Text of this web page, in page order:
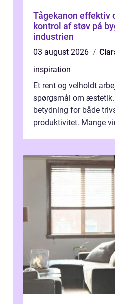
Tågekanon effektiv og skånsom
kontrol af støv på
industrien
03 august 2026
inspiration
Et rent og velholdt
spørgsmål om æstetik.
betydning for både
produktivitet. Mange